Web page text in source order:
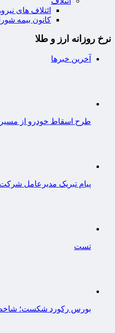
ائتلاف های
کانون بیمه
نرخ روزانه ارز و طلا
آخرین خبرها
طرح اسقاط خودرو از
پیام تبریک مدیرعامل
تست
بورس رکورد شکست؛ شاخص ۵.۵